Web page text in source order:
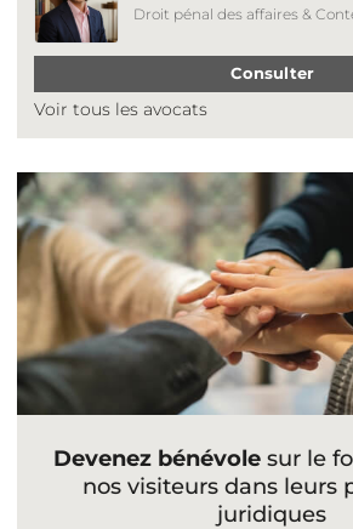
Droit pénal des affaires &
Consulter
Voir tous les avocats
Devenez bénévolesur le
nos visiteurs dans leurs
juridiques